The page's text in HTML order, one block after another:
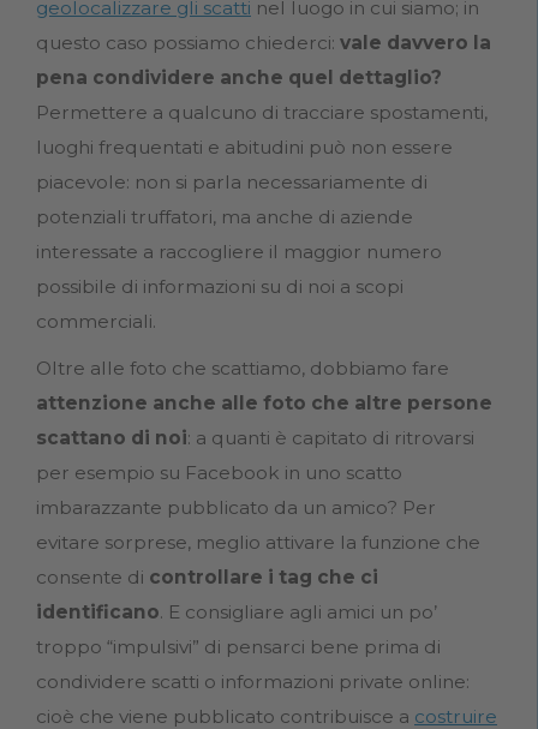
geolocalizzare gli scatti nel luogo in cui siamo; in
questo caso possiamo chiederci: vale davvero la
pena condividere anche quel dettaglio?
Permettere a qualcuno di tracciare spostamenti,
luoghi frequentati e abitudini può non essere
piacevole: non si parla necessariamente di
potenziali truffatori, ma anche di aziende
interessate a raccogliere il maggior numero
possibile di informazioni su di noi a scopi
commerciali.
Oltre alle foto che scattiamo, dobbiamo fare
attenzione anche alle foto che altre persone
scattano di noi: a quanti è capitato di ritrovarsi
per esempio su Facebook in uno scatto
imbarazzante pubblicato da un amico? Per
evitare sorprese, meglio attivare la funzione che
consente di controllare i tag che ci
identificano. E consigliare agli amici un po’
troppo “impulsivi” di pensarci bene prima di
condividere scatti o informazioni private online:
cioè che viene pubblicato contribuisce a costruire